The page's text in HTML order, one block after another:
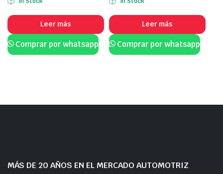
de 5
Leer más
Comprar por whatsapp
Leer más
Comprar por whatsapp
MÁS DE 20 AÑOS EN EL MERCADO AUTOMOTRIZ